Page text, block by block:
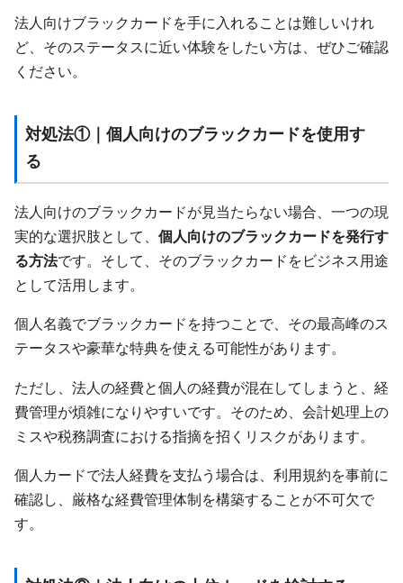
法人向けブラックカードを手に入れることは難しいけれ
ど、そのステータスに近い体験をしたい方は、ぜひご確認
ください。
対処法①｜個人向けのブラックカードを使用す
る
法人向けのブラックカードが見当たらない場合、一つの現
実的な選択肢として、 個人向けのブラックカードを発行す
る方法です。そして、そのブラックカードをビジネス用途
として活用します。
個人名義でブラックカードを持つことで、その最高峰のス
テータスや豪華な特典を使える可能性があります。
ただし、法人の経費と個人の経費が混在してしまうと、経
費管理が煩雑になりやすいです。そのため、会計処理上の
ミスや税務調査における指摘を招くリスクがあります。
個人カードで法人経費を支払う場合は、利用規約を事前に
確認し、厳格な経費管理体制を構築することが不可欠で
す。